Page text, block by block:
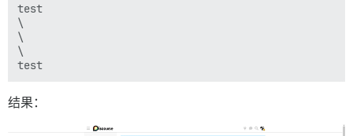
test
\
\
\
结果：